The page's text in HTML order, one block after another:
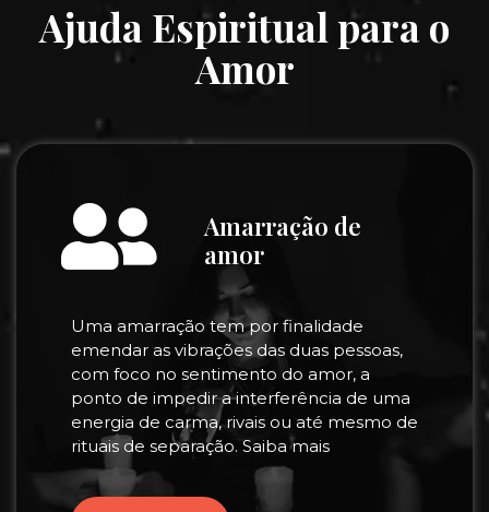
Ajuda Espiritual para o
Amor
Amarração de
amor
Uma amarração tem por finalidade
emendar as vibrações das duas pessoas,
com foco no sentimento do amor, a
ponto de impedir a interferência de uma
energia de carma, rivais ou até mesmo de
rituais de separação. Saiba mais